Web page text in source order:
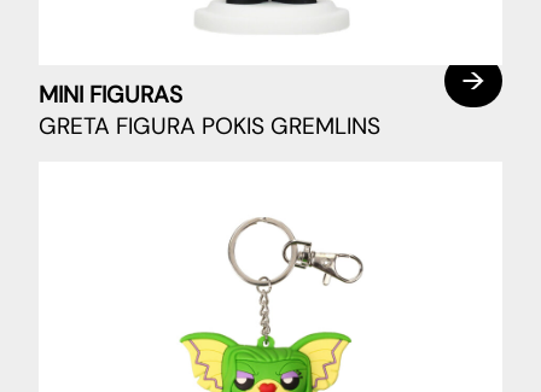
MINI FIGURAS
GRETA FIGURA POKIS GREMLINS